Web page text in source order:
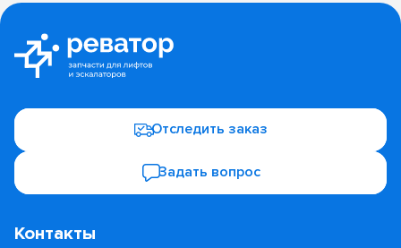
Отследить заказ
Задать вопрос
Контакты